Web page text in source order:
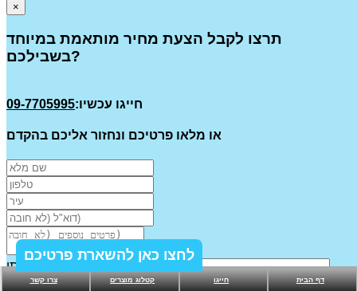
לחצו כאן להשארת פרטיכם
דף הבית חייגו קטלוג מוצרים צרו קשר
×
תרצו לקבל הצעת מחיר מותאמת במיוחד
בשבילכם?
חייגו עכשיו:09-7705995
או מלאו פרטיכם ונחזור אליכם בהקדם
שדה אבטחה. אין צורך למלא אותו